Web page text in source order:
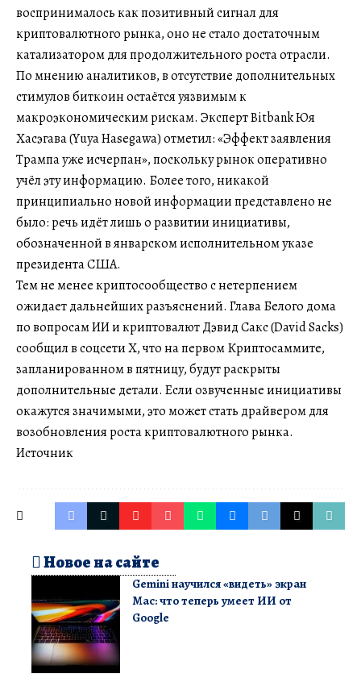
воспринималось как позитивный сигнал для
криптовалютного рынка, оно не стало достаточным
катализатором для продолжительного роста отрасли.
По мнению аналитиков, в отсутствие дополнительных
стимулов биткоин остаётся уязвимым к
макроэкономическим рискам. Эксперт Bitbank Юя
Хасэгава (Yuya Hasegawa) отметил: «Эффект заявления
Трампа уже исчерпан», поскольку рынок оперативно
учёл эту информацию. Более того, никакой
принципиально новой информации представлено не
было: речь идёт лишь о развитии инициативы,
обозначенной в январском исполнительном указе
президента США.
Тем не менее криптосообщество с нетерпением
ожидает дальнейших разъяснений. Глава Белого дома
по вопросам ИИ и криптовалют Дэвид Сакс (David Sacks)
сообщил в соцсети X, что на первом Криптосаммите,
запланированном в пятницу, будут раскрыты
дополнительные детали. Если озвученные инициативы
окажутся значимыми, это может стать драйвером для
возобновления роста криптовалютного рынка.
Источник
Новое на сайте
Gemini научился «видеть» экран
Mac: что теперь умеет ИИ от
Google